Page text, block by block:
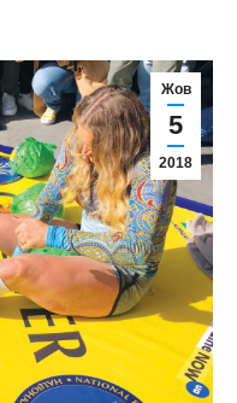
Жов
5
2018